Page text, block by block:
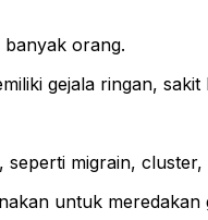
orang.
gejala ringan,
migrain,
untuk